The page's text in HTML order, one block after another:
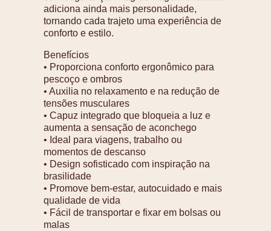
adiciona ainda mais personalidade,
tornando cada trajeto uma experiência de
conforto e estilo.
Benefícios
• Proporciona conforto ergonômico para
pescoço e ombros
• Auxilia no relaxamento e na redução de
tensões musculares
• Capuz integrado que bloqueia a luz e
aumenta a sensação de aconchego
• Ideal para viagens, trabalho ou
momentos de descanso
• Design sofisticado com inspiração na
brasilidade
• Promove bem-estar, autocuidado e mais
qualidade de vida
• Fácil de transportar e fixar em bolsas ou
malas